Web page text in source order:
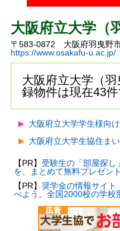
大阪府立大学（
〒583-0872 大阪府羽曳野
https://www.osakafu-u.ac.jp/
大阪府立大学（
録物件は現在43件
大阪府立大学学生様向
大阪府立大学生協住ま
【PR】 受験生の「部屋探し
を、まとめて無料プレゼン
【PR】 奨学金の情報サイト
べよう。全国2000校の学校